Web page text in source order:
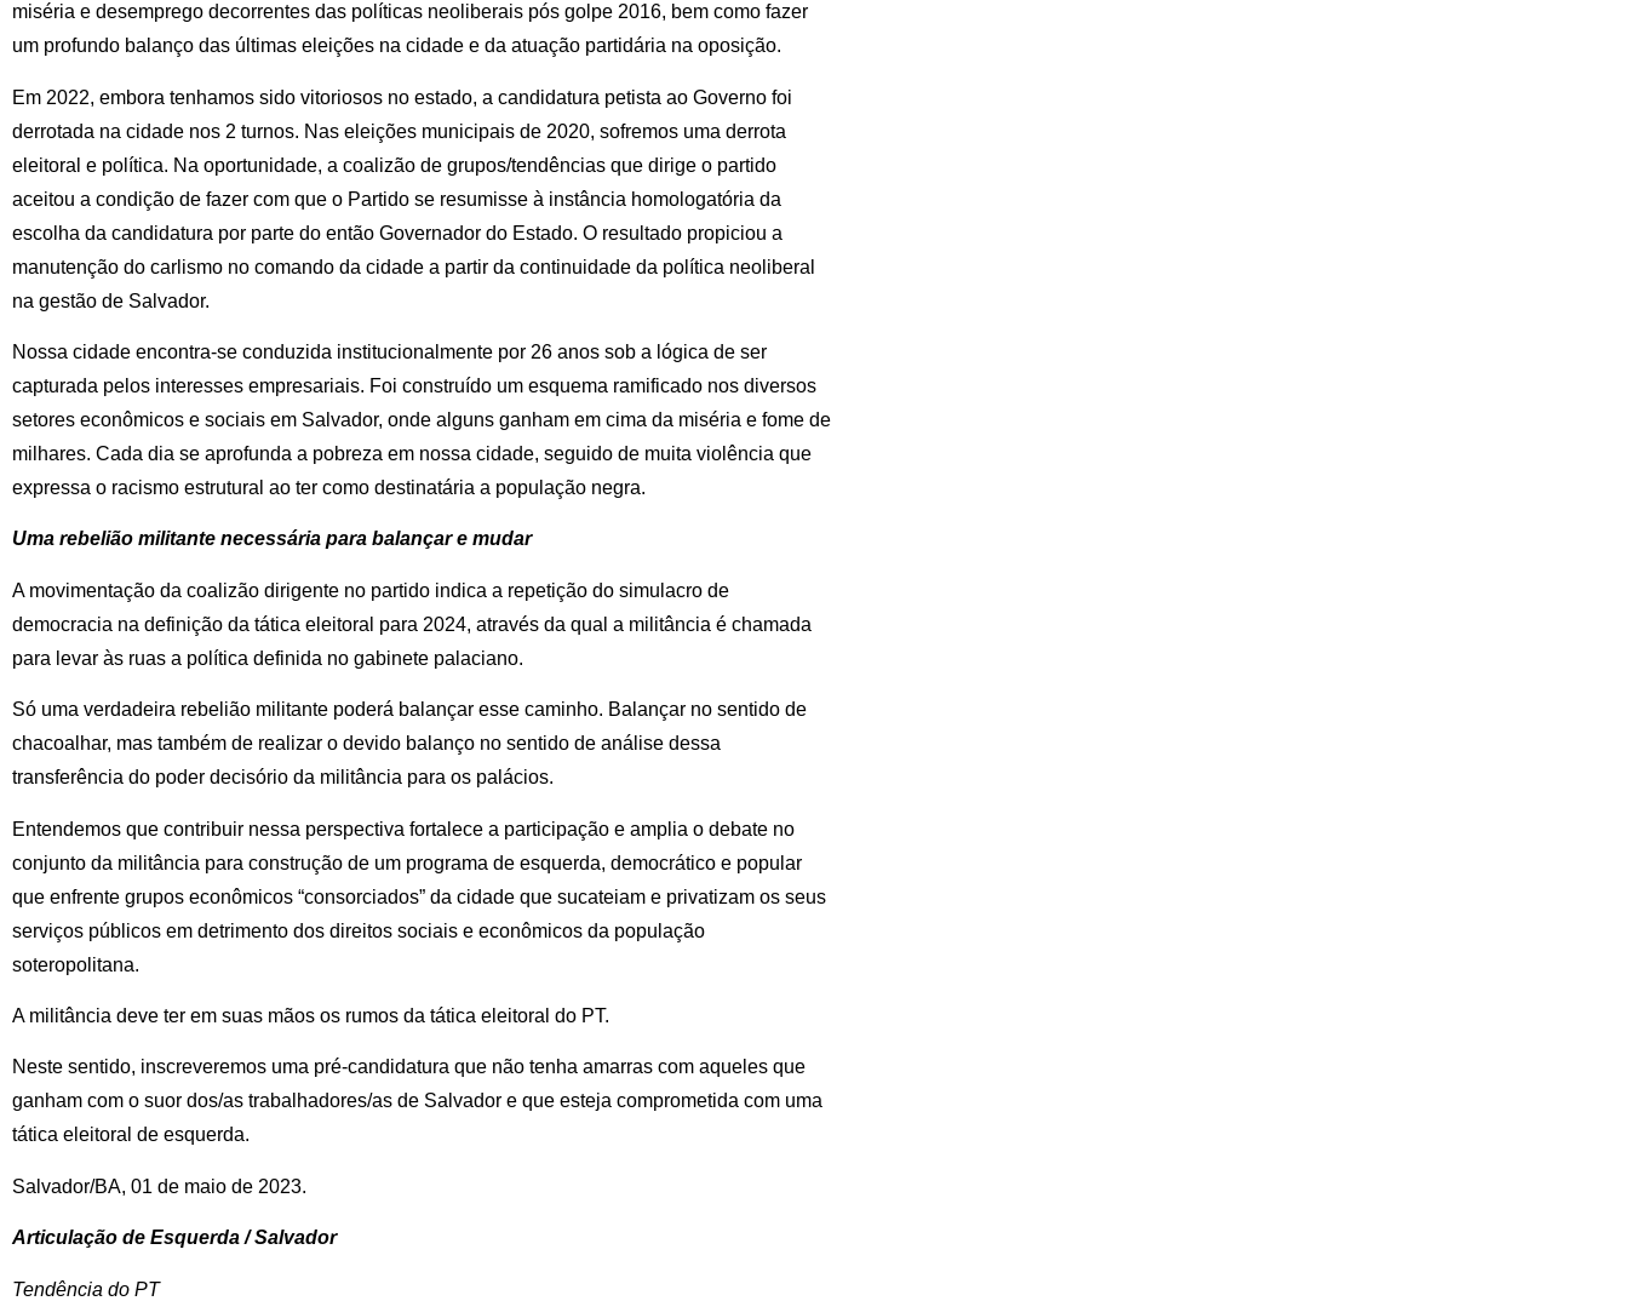
miséria e desemprego decorrentes das políticas neoliberais pós golpe 2016, bem como fazer
um profundo balanço das últimas eleições na cidade e da atuação partidária na oposição.
Em 2022, embora tenhamos sido vitoriosos no estado, a candidatura petista ao Governo foi
derrotada na cidade nos 2 turnos. Nas eleições municipais de 2020, sofremos uma derrota
eleitoral e política. Na oportunidade, a coalizão de grupos/tendências que dirige o partido
aceitou a condição de fazer com que o Partido se resumisse à instância homologatória da
escolha da candidatura por parte do então Governador do Estado. O resultado propiciou a
manutenção do carlismo no comando da cidade a partir da continuidade da política neoliberal
na gestão de Salvador.
Nossa cidade encontra-se conduzida institucionalmente por 26 anos sob a lógica de ser
capturada pelos interesses empresariais. Foi construído um esquema ramificado nos diversos
setores econômicos e sociais em Salvador, onde alguns ganham em cima da miséria e fome de
milhares. Cada dia se aprofunda a pobreza em nossa cidade, seguido de muita violência que
expressa o racismo estrutural ao ter como destinatária a população negra.
Uma rebelião militante necessária para balançar e mudar
A movimentação da coalizão dirigente no partido indica a repetição do simulacro de
democracia na definição da tática eleitoral para 2024, através da qual a militância é chamada
para levar às ruas a política definida no gabinete palaciano.
Só uma verdadeira rebelião militante poderá balançar esse caminho. Balançar no sentido de
chacoalhar, mas também de realizar o devido balanço no sentido de análise dessa
transferência do poder decisório da militância para os palácios.
Entendemos que contribuir nessa perspectiva fortalece a participação e amplia o debate no
conjunto da militância para construção de um programa de esquerda, democrático e popular
que enfrente grupos econômicos “consorciados” da cidade que sucateiam e privatizam os seus
serviços públicos em detrimento dos direitos sociais e econômicos da população
soteropolitana.
A militância deve ter em suas mãos os rumos da tática eleitoral do PT.
Neste sentido, inscreveremos uma pré-candidatura que não tenha amarras com aqueles que
ganham com o suor dos/as trabalhadores/as de Salvador e que esteja comprometida com uma
tática eleitoral de esquerda.
Salvador/BA, 01 de maio de 2023.
Articulação de Esquerda / Salvador
Tendência do PT